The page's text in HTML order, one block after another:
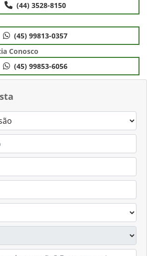
(44) 3528-8150
(45) 99813-0357
Conosco
(45) 99853-6056